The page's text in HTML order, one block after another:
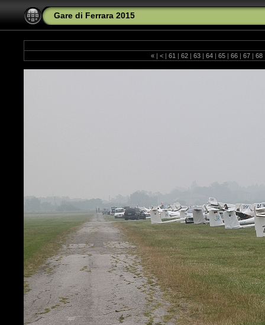
Gare di Ferrara 2015
« | < | 61 | 62 | 63 | 64 | 65 | 66 | 67 | 68